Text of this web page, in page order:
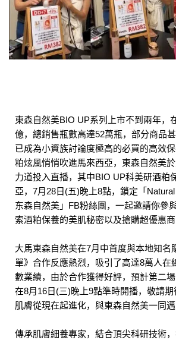
東森自然美BIO UP系列上市不到兩年，
億，總銷售瓶數高達52萬瓶，部分商品
已成為小資族討論度極高的必買的高效
粕炫風悄悄吹進馬來西亞，東森自然美
力道投入直播，其中BIO UP科美研酒粕
亞，7月28日(五)晚上8點，鎖定「
东森自然美」FB粉絲團，一起邀請你參
索酒粕保養的美肌秘密以及搶購超優惠商
大馬東森自然美在7月中首度與本地知名
單》合作反應熱烈，吸引了高達8萬人在
數業績，由於合作獲得好評，預計第二
在8月16日(三)晚上9點準時開播，敬請
肌膚從現在起進化，與東森自然美一同邁
傳承肌膚細養專家，結合頂尖科研技術，